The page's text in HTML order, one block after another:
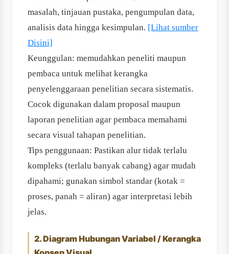
masalah, tinjauan pustaka, pengumpulan data,
analisis data hingga kesimpulan. [Lihat sumber
Disini]
Keunggulan: memudahkan peneliti maupun
pembaca untuk melihat kerangka
penyelenggaraan penelitian secara sistematis.
Cocok digunakan dalam proposal maupun
laporan penelitian agar pembaca memahami
secara visual tahapan penelitian.
Tips penggunaan: Pastikan alur tidak terlalu
kompleks (terlalu banyak cabang) agar mudah
dipahami; gunakan simbol standar (kotak =
proses, panah = aliran) agar interpretasi lebih
jelas.
2. Diagram Hubungan Variabel / Kerangka